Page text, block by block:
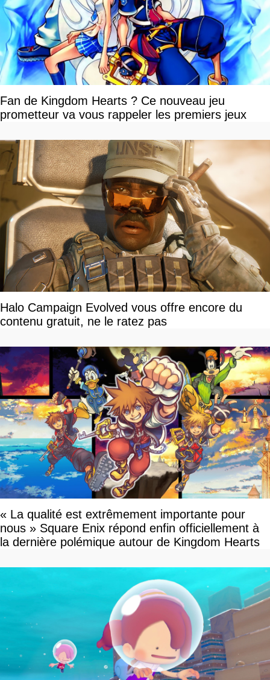
Fan de Kingdom Hearts ? Ce nouveau jeu
prometteur va vous rappeler les premiers jeux
Halo Campaign Evolved vous offre encore du
contenu gratuit, ne le ratez pas
« La qualité est extrêmement importante pour
nous » Square Enix répond enfin officiellement à
la dernière polémique autour de Kingdom Hearts